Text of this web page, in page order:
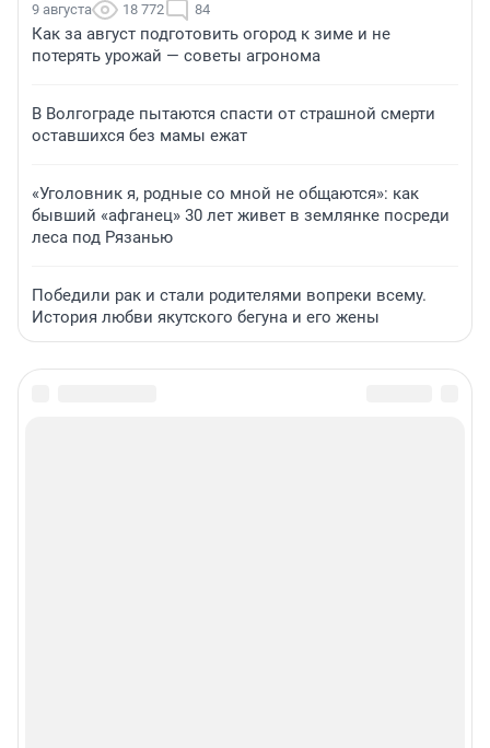
9 августа 18 772 84
Как за август подготовить огород к зиме и не
потерять урожай — советы агронома
В Волгограде пытаются спасти от страшной смерти
оставшихся без мамы ежат
«Уголовник я, родные со мной не общаются»: как
бывший «афганец» 30 лет живет в землянке посреди
леса под Рязанью
Победили рак и стали родителями вопреки всему.
История любви якутского бегуна и его жены